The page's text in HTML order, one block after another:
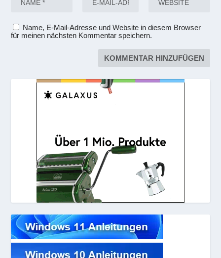
Name, E-Mail-Adresse und Website in diesem Browser
für meinen nächsten Kommentar speichern.